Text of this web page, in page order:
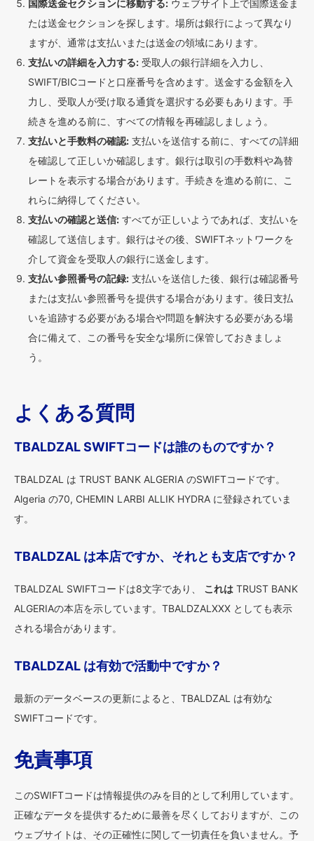
国際送金セクションに移動する: ウェブサイト上で国際送金ま
たは送金セクションを探します。場所は銀行によって異なり
ますが、通常は支払いまたは送金の領域にあります。
支払いの詳細を入力する: 受取人の銀行詳細を入力し、
SWIFT/BICコードと口座番号を含めます。送金する金額を入
力し、受取人が受け取る通貨を選択する必要もあります。手
続きを進める前に、すべての情報を再確認しましょう。
支払いと手数料の確認: 支払いを送信する前に、すべての詳細
を確認して正しいか確認します。銀行は取引の手数料や為替
レートを表示する場合があります。手続きを進める前に、こ
れらに納得してください。
支払いの確認と送信: すべてが正しいようであれば、支払いを
確認して送信します。銀行はその後、SWIFTネットワークを
介して資金を受取人の銀行に送金します。
支払い参照番号の記録: 支払いを送信した後、銀行は確認番号
または支払い参照番号を提供する場合があります。後日支払
いを追跡する必要がある場合や問題を解決する必要がある場
合に備えて、この番号を安全な場所に保管しておきましょ
う。
よくある質問
TBALDZAL SWIFTコードは誰のものですか？
TBALDZAL は TRUST BANK ALGERIA のSWIFTコードです。
Algeria の70, CHEMIN LARBI ALLIK HYDRA に登録されていま
す。
TBALDZAL は本店ですか、それとも支店ですか？
TBALDZAL SWIFTコードは8文字であり、 これは TRUST BANK
ALGERIAの本店を示しています。TBALDZALXXX としても表示
される場合があります。
TBALDZAL は有効で活動中ですか？
最新のデータベースの更新によると、TBALDZAL は有効な
SWIFTコードです。
免責事項
このSWIFTコードは情報提供のみを目的として利用しています。
正確なデータを提供するために最善を尽くしておりますが、この
ウェブサイトは、その正確性に関して一切責任を負いません。予